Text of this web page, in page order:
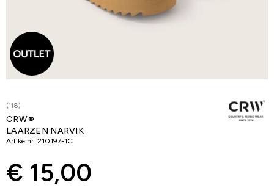
(118)
CRW®
LAARZEN NARVIK
Artikelnr. 210197-1C
€ 15,00